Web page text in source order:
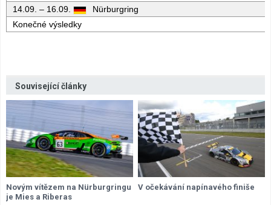
14.09. – 16.09.
Nürburgring
Konečné výsledky
Související články
Novým vítězem na Nürburgringu
je Mies a Riberas
V očekávání napínavého finiše